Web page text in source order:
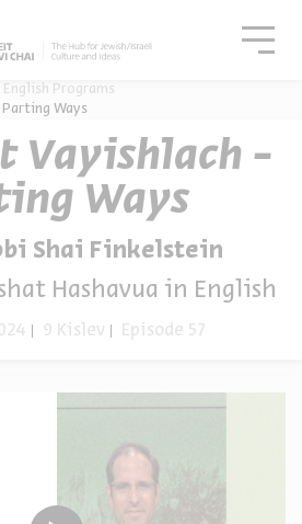
English Programs
Ways
Vayishlach -
Ways
Shai Finkelstein
Hashavua in English
9 Kislev Episode 57